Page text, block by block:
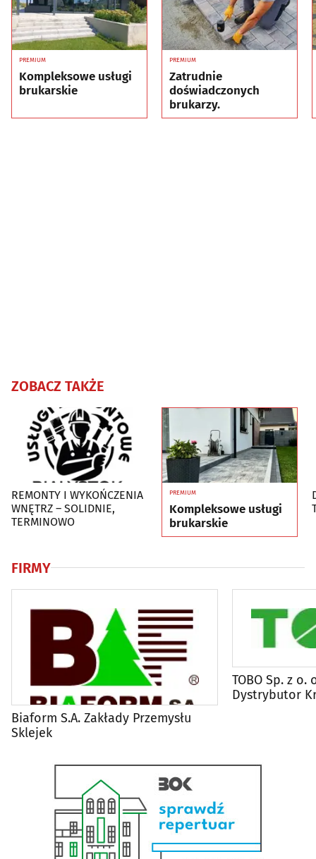
PREMIUM
Kompleksowe usługi
brukarskie
PREMIUM
Zatrudnie
doświadczonych
brukarzy.
ZOBACZ TAKŻE
REMONTY I WYKOŃCZENIA
WNĘTRZ – SOLIDNIE,
TERMINOWO
PREMIUM
Kompleksowe usługi
brukarskie
FIRMY
Biaform S.A. Zakłady Przemysłu
Sklejek
TOBO Sp. z
Dystrybutor